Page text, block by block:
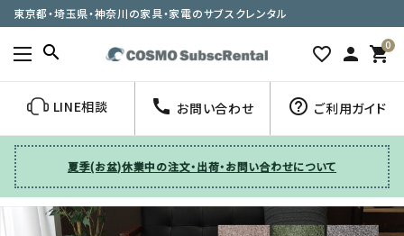
東京都・埼玉県・神奈川の家具・家電のサブスクレンタル
search favorite_border person 0
shopping_cart
LINE相談 call お問い合わせ help_outline ご利用ガイド
夏季(お盆)休業中の注文・出荷・お問い合わせについて